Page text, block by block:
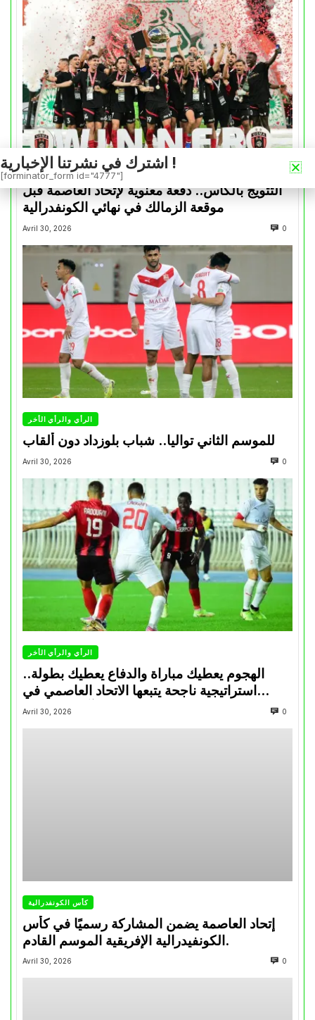
كأس الكونفدرالية
التتويج بالكأس.. دفعة معنوية لإتحاد العاصمة قبل
موقعة الزمالك في نهائي الكونفدرالية
Avril 30, 2026 0
الرأي والرأي الأخر
للموسم الثاني تواليا.. شباب بلوزداد دون ألقاب
Avril 30, 2026 0
الرأي والرأي الأخر
الهجوم يعطيك مباراة والدفاع يعطيك بطولة..
استراتيجية ناجحة يتبعها الاتحاد العاصمي في
تتويجاته آخر السنوات
Avril 30, 2026 0
كأس الكونفدرالية
إتحاد العاصمة يضمن المشاركة رسميًا في كأس
الكونفيدرالية الإفريقية الموسم القادم.
Avril 30, 2026 0
اشترك في نشرتنا الإخبارية !
[forminator_form id="4777"]